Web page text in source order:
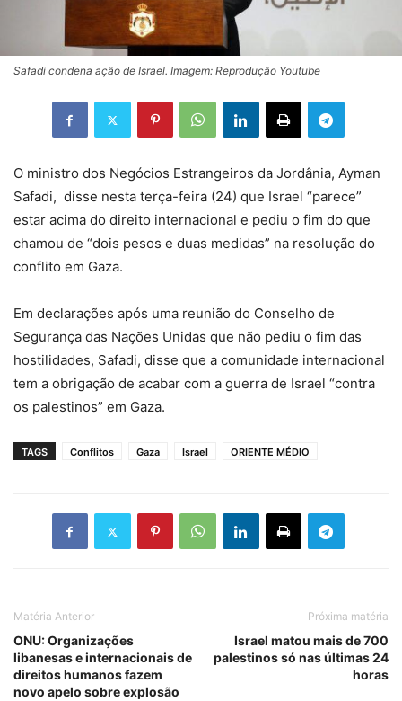
Safadi condena ação de Israel. Imagem: Reprodução Youtube
O ministro dos Negócios Estrangeiros da Jordânia, Ayman
Safadi, disse nesta terça-feira (24) que Israel “parece”
estar acima do direito internacional e pediu o fim do que
chamou de “dois pesos e duas medidas” na resolução do
conflito em Gaza.
Em declarações após uma reunião do Conselho de
Segurança das Nações Unidas que não pediu o fim das
hostilidades, Safadi, disse que a comunidade internacional
tem a obrigação de acabar com a guerra de Israel “contra
os palestinos” em Gaza.
TAGS Conflitos Gaza Israel ORIENTE MÉDIO
Matéria Anterior
ONU: Organizações
libanesas e internacionais de
direitos humanos fazem
novo apelo sobre explosão
Próxima matéria
Israel matou mais de 700
palestinos só nas últimas 24
horas